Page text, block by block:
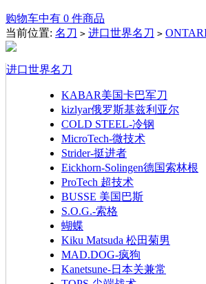
购物车中有 0 件商品
当前位置: 名刀 > 进口世界名刀 >
进口世界名刀
KABAR美国卡巴军刀
kizlyar俄罗斯基兹利亚尔
COLD STEEL-冷钢
MicroTech-微技术
Strider-挺进者
Eickhorn-Solingen德国索林根
ProTech 超技术
BUSSE 美国巴斯
S.O.G.-索格
蝴蝶
Kiku Matsuda 松田菊男
MAD.DOG-疯狗
Kanetsune-日本关兼常